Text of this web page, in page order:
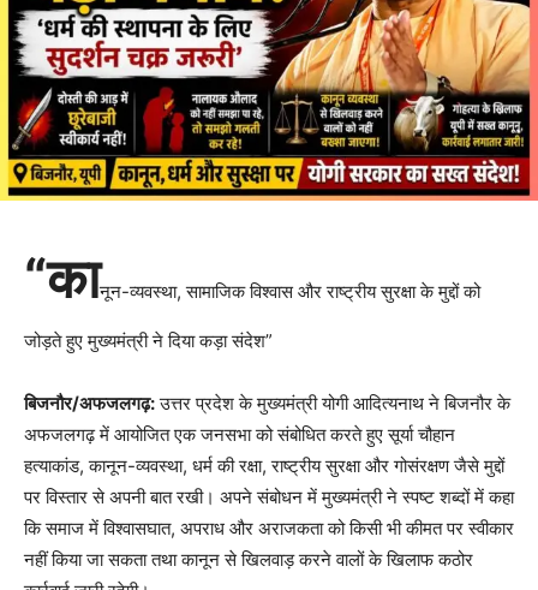
“कानून-व्यवस्था, सामाजिक विश्वास और राष्ट्रीय सुरक्षा के मुद्दों को
जोड़ते हुए मुख्यमंत्री ने दिया कड़ा संदेश”
बिजनौर/अफजलगढ़:उत्तर प्रदेश के मुख्यमंत्री योगी आदित्यनाथ ने बिजनौर के
अफजलगढ़ में आयोजित एक जनसभा को संबोधित करते हुए सूर्या चौहान
हत्याकांड, कानून-व्यवस्था, धर्म की रक्षा, राष्ट्रीय सुरक्षा और गोसंरक्षण जैसे मुद्दों
पर विस्तार से अपनी बात रखी। अपने संबोधन में मुख्यमंत्री ने स्पष्ट शब्दों में कहा
कि समाज में विश्वासघात, अपराध और अराजकता को किसी भी कीमत पर स्वीकार
नहीं किया जा सकता तथा कानून से खिलवाड़ करने वालों के खिलाफ कठोर